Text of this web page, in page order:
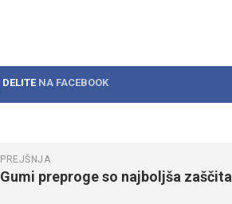
DELITE NA FACEBOOK
PREJŠNJA
Gumi preproge so najboljša zaščita